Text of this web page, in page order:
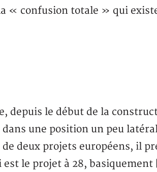
« confusion totale » qui
depuis le début de la
une position un peu
deux projets européens, il
le projet à 28,